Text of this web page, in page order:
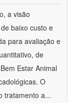
a visão
baixo custo e
para avaliação e
de
Estar Animal
O
tratamento a...